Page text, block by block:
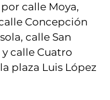
calle Moya,
Concepción
calle San
y calle Cuatro
plaza Luis López